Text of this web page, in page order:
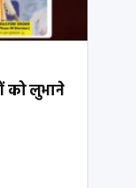
को लुभाने